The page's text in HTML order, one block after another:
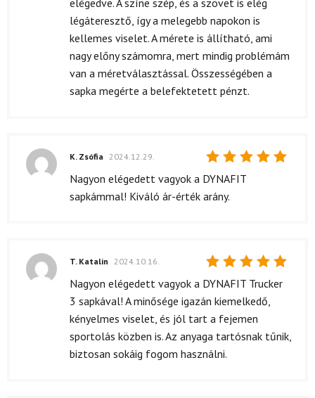
elégedve. A színe szép, és a szövet is elég
légáteresztő, így a melegebb napokon is
kellemes viselet. A mérete is állítható, ami
nagy előny számomra, mert mindig problémám
van a méretválasztással. Összességében a
sapka megérte a belefektetett pénzt.
Értékelés:
K. Zsófia 2024.12.29.
Nagyon elégedett vagyok a DYNAFIT
sapkámmal! Kiváló ár-érték arány.
Értékelés:
T. Katalin 2024.10.16.
Nagyon elégedett vagyok a DYNAFIT Trucker
3 sapkával! A minősége igazán kiemelkedő,
kényelmes viselet, és jól tart a fejemen
sportolás közben is. Az anyaga tartósnak tűnik,
biztosan sokáig fogom használni.